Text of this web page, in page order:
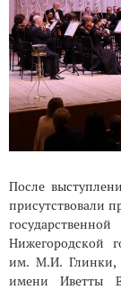
После
присутствовали
Нижегородской
им. М.И. Глинки,
имени Иветты